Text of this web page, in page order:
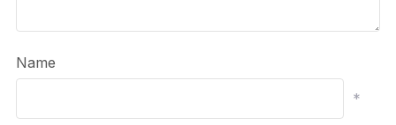
Name
*